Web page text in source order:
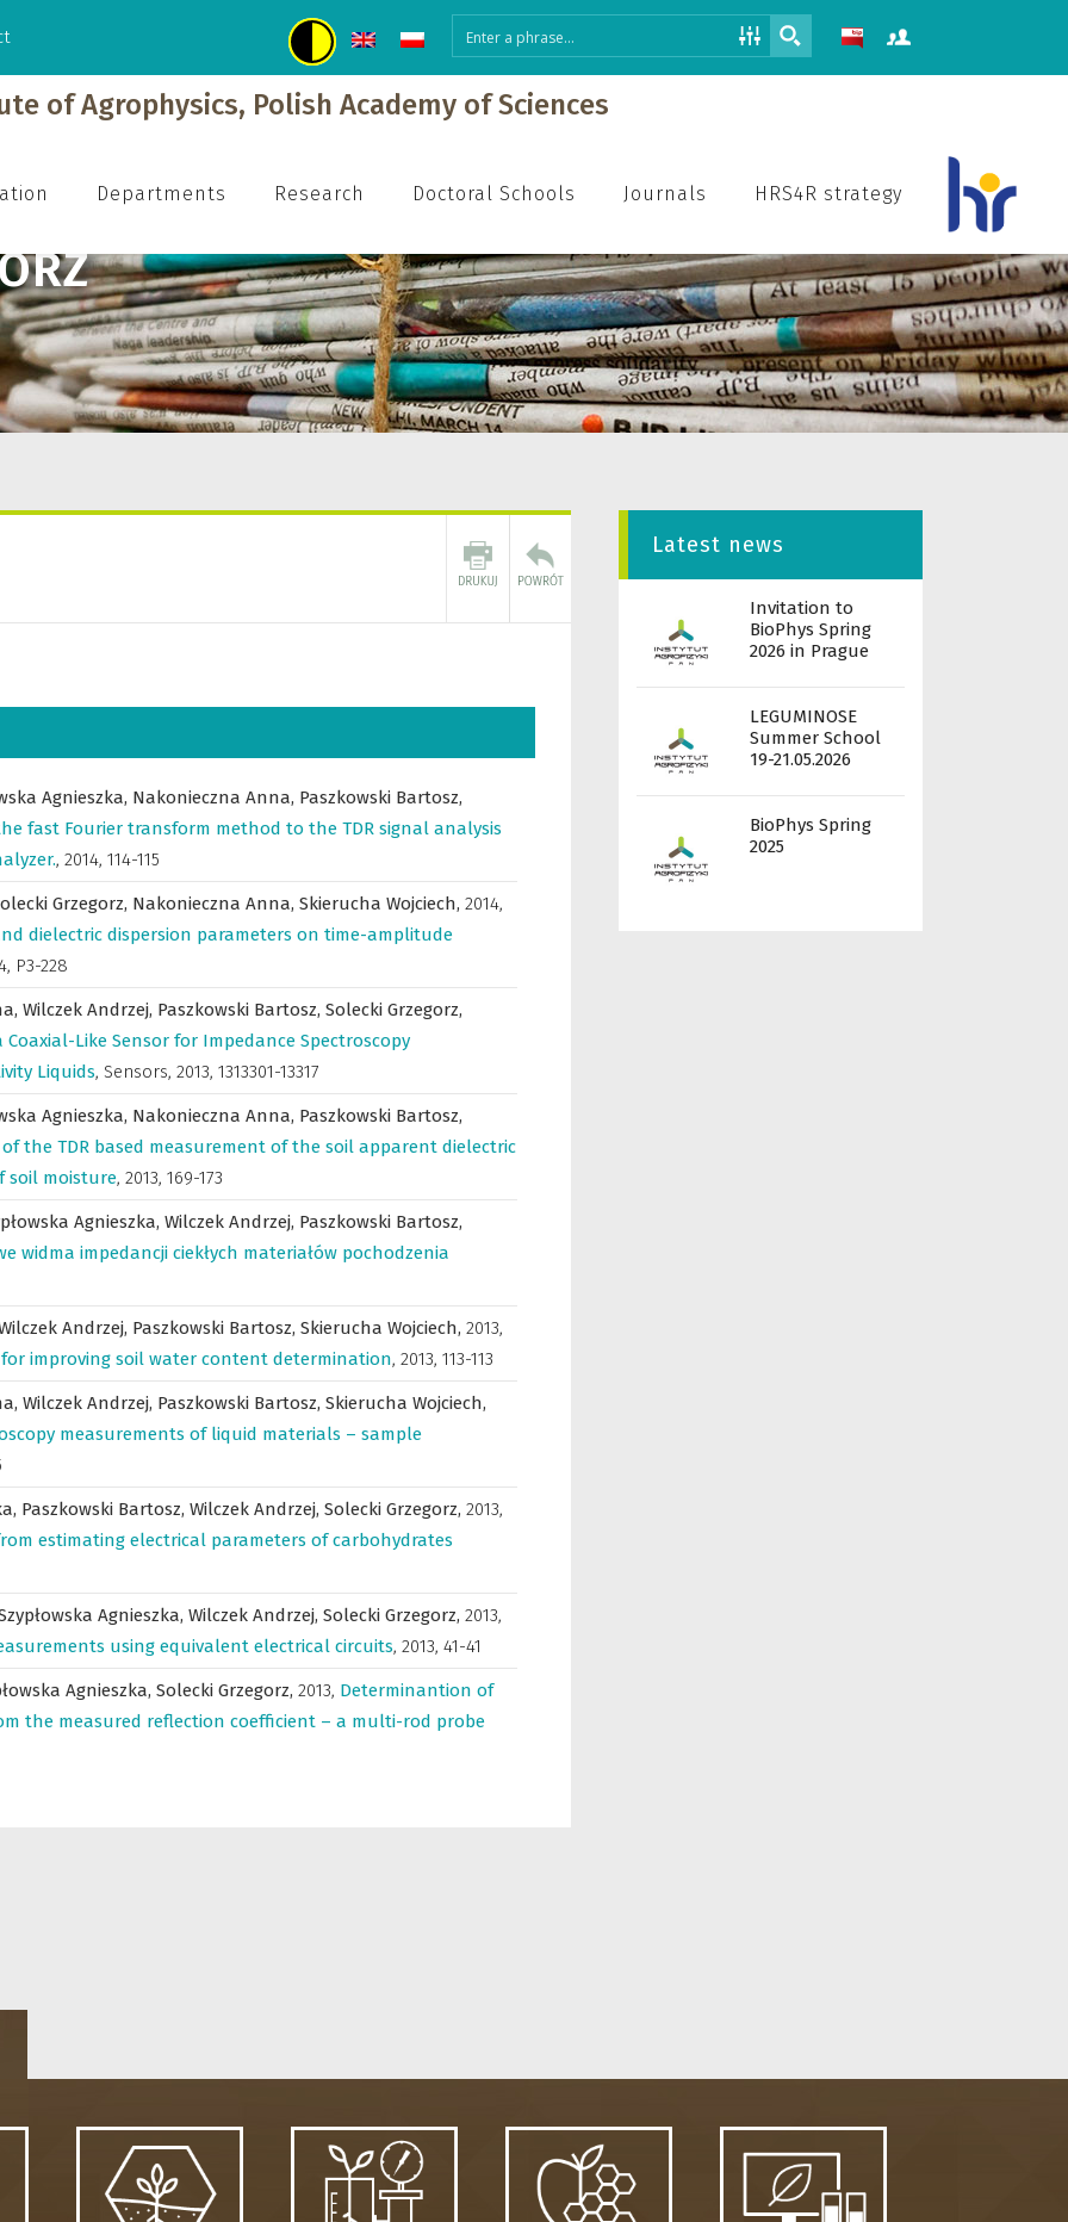
of Agrophysics, Polish Academy of Sciences
Departments Research Doctoral Schools Journals HRS4R strategy
Agnieszka, Nakonieczna Anna, Paszkowski Bartosz,
fast Fourier transform method to the TDR signal analysis
, 2014, 114-115
Grzegorz, Nakonieczna Anna, Skierucha Wojciech, 2014,
dielectric dispersion parameters on time-amplitude
P3-228
Wilczek Andrzej, Paszkowski Bartosz, Solecki Grzegorz,
Like Sensor for Impedance Spectroscopy
Liquids, Sensors, 2013, 1313301-13317
Agnieszka, Nakonieczna Anna, Paszkowski Bartosz,
of the TDR based measurement of the soil apparent dielectric
soil moisture, 2013, 169-173
Agnieszka, Wilczek Andrzej, Paszkowski Bartosz,
widma impedancji ciekłych materiałów pochodzenia
Andrzej, Paszkowski Bartosz, Skierucha Wojciech, 2013,
improving soil water content determination, 2013, 113-113
Wilczek Andrzej, Paszkowski Bartosz, Skierucha Wojciech,
measurements of liquid materials – sample
Paszkowski Bartosz, Wilczek Andrzej, Solecki Grzegorz, 2013,
estimating electrical parameters of carbohydrates
Agnieszka, Wilczek Andrzej, Solecki Grzegorz, 2013,
using equivalent electrical circuits, 2013, 41-41
Agnieszka, Solecki Grzegorz, 2013, Determinantion of
the measured reflection coefficient – a multi-rod probe
Latest news
Invitation to
BioPhys Spring
2026 in Prague
LEGUMINOSE
Summer School
19-21.05.2026
BioPhys Spring
2025